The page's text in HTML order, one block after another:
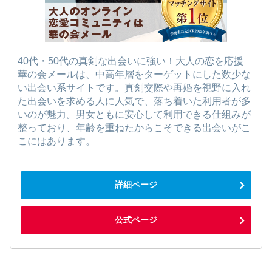
40代・50代の真剣な出会いに強い！大人の恋を応援
華の会メールは、中高年層をターゲットにした数少な
い出会い系サイトです。真剣交際や再婚を視野に入れ
た出会いを求める人に人気で、落ち着いた利用者が多
いのが魅力。男女ともに安心して利用できる仕組みが
整っており、年齢を重ねたからこそできる出会いがこ
こにはあります。
詳細ページ
公式ページ